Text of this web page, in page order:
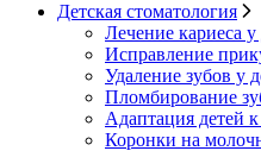
Детская стоматология
Лечение кариеса у
Исправление
Удаление зубов у
Пломбирование
Адаптация детей
Коронки на